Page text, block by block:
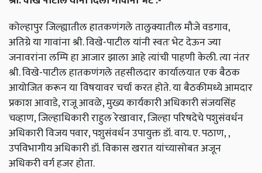
कोल्हापुर जिल्ह्यातील हातकणंगले तालुक्यातील मौजे वडगाव,
अतिग्रे या गावांना श्री. विखे-पाटील यांनी स्वतः भेट देऊन ज्या
जनावरांना लम्पि हा आजार झाला आहे त्यांची पाहणी केली. त्या नंतर
श्री. विखे-पाटील हातकणंगले तहसीलदार कार्यालयात एक बैठक
आयोजित करून या विषयावर चर्चा करत होते. या बैठकीमध्ये आमदार
प्रकाश आवाडे, राजू आवळे, मुख्य कार्यकारी अधिकारी संजयसिंह
चव्हाण, जिल्हाधिकारी राहुल रेखावार, जिल्हा परिषदेचे पशुसंवर्धन
अधिकारी विजय पवार, पशुसंवर्धन उपायुक्त डॉ. वाय. ए. पठाण, ,
उपविभागीय अधिकारी डॉ. विकास खरात यांच्यासोबत अजून
अधिकरी वर्ग हजर होता.